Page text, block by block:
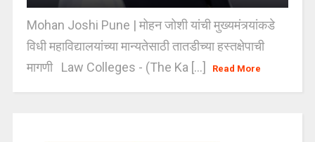
Mohan Joshi Pune | मोहन जोशी यांची मुख्यमंत्र्यांकडे
विधी महाविद्यालयांच्या मान्यतेसाठी तातडीच्या हस्तक्षेपाची
मागणी Law Colleges - (The Ka [...]
Read More